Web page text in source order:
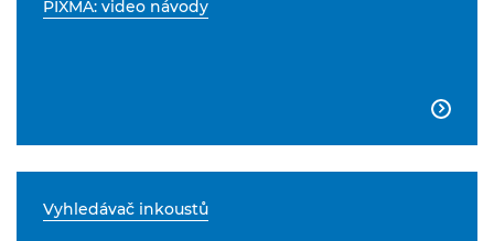
PIXMA: video návody

Vyhledávač inkoustů